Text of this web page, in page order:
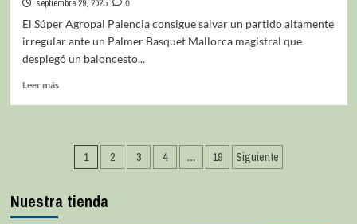
septiembre 29, 2025
0
El Súper Agropal Palencia consigue salvar un partido altamente
irregular ante un Palmer Basquet Mallorca magistral que
desplegó un baloncesto...
Leer más
1 2 3 4 … 19 Siguiente
Nuestra tienda